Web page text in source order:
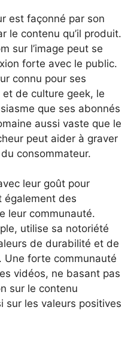
est façonné par son
le contenu qu’il produit.
sur l’image peut se
forte avec le public.
connu pour ses
de culture geek, le
que ses abonnés
aussi vaste que le
peut aider à graver
consommateur.
leur goût pour
également des
leur communauté.
utilise sa notoriété
de durabilité et de
Une forte communauté
vidéos, ne basant pas
sur le contenu
sur les valeurs positives